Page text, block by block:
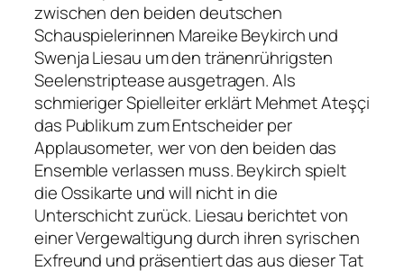
zwischen den beiden deutschen
Schauspielerinnen Mareike Beykirch und
Swenja Liesau um den tränenrührigsten
Seelenstriptease ausgetragen. Als
schmieriger Spielleiter erklärt Mehmet Ateşçi
das Publikum zum Entscheider per
Applausometer, wer von den beiden das
Ensemble verlassen muss. Beykirch spielt
die Ossikarte und will nicht in die
Unterschicht zurück. Liesau berichtet von
einer Vergewaltigung durch ihren syrischen
Exfreund und präsentiert das aus dieser Tat